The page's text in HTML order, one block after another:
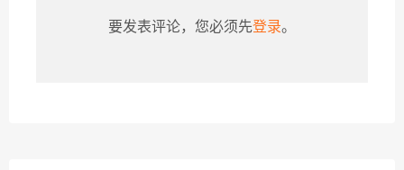
要发表评论，您必须先登录。